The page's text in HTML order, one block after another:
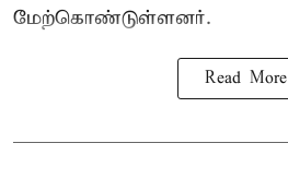
மேற்கொண்டுள்ளனர்.
Read More